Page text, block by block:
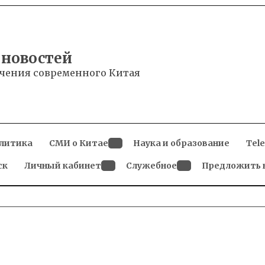
современного Китая
СМИ о Китае
dropdown
menu
Наука и образование
Личный кабинет
dropdown
Служебное
dropdown
Предложить